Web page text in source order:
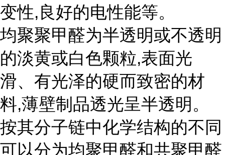
变性,良好的电性能等。
均聚聚甲醛为半透明或不透明
的淡黄或白色颗粒,表面光
滑、有光泽的硬而致密的材
料,薄壁制品透光呈半透明。
按其分子链中化学结构的不同
可以分为均聚甲醛和共聚甲醛